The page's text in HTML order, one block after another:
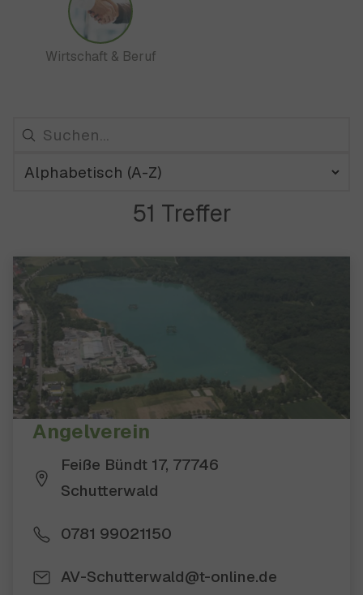
Wirtschaft & Beruf
51 Treffer
51 Ergebnisse gefunden
Angelverein
Feiße Bündt 17, 77746
Schutterwald
0781 99021150
AV-Schutterwald@t-online.de